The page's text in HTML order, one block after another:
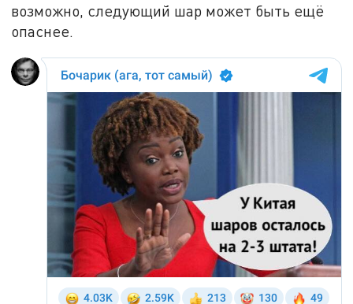
возможно, следующий шар может быть ещё
опаснее.